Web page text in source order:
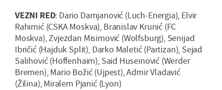
VEZNI RED: Dario Damjanović (Luch-Energia), Elvir
Rahimić (CSKA Moskva), Branislav Krunić (FC
Moskva), Zvjezdan Misimović (Wolfsburg), Senijad
Ibričić (Hajduk Split), Darko Maletić (Partizan), Sejad
Salihović (Hoffenhaim), Said Huseinović (Werder
Bremen), Mario Božić (Ujpest), Admir Vladavić
(Žilina), Miralem Pjanić (Lyon)